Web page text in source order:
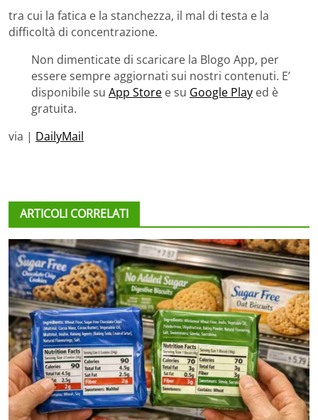
tra cui la fatica e la stanchezza, il mal di testa e la
difficoltà di concentrazione.
Non dimenticate di scaricare la Blogo App, per
essere sempre aggiornati sui nostri contenuti. E’
disponibile su App Store e su Google Play ed è
gratuita.
via | DailyMail
ARTICOLI CORRELATI